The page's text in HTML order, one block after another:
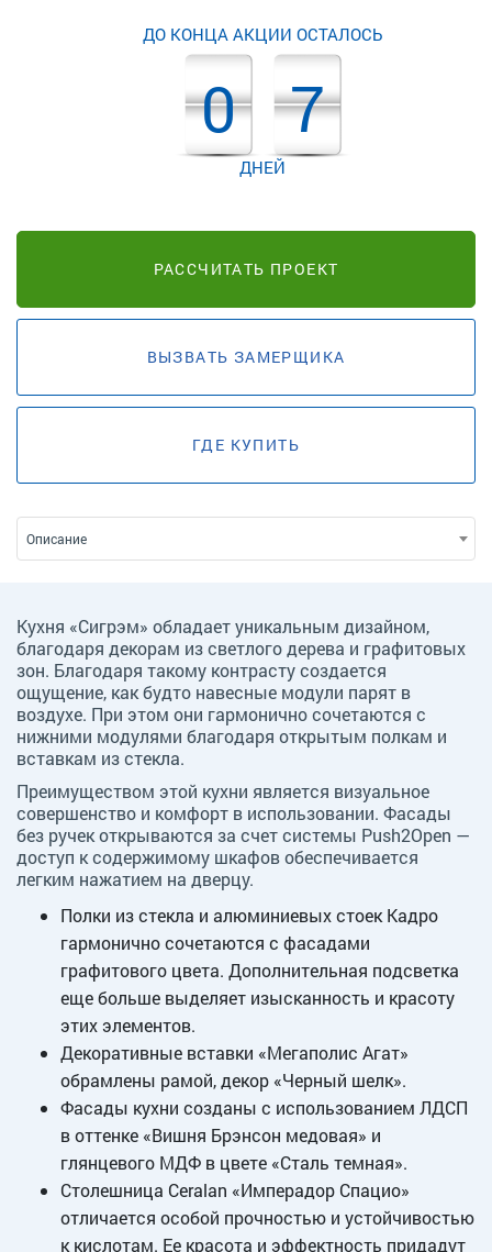
ДО КОНЦА АКЦИИ ОСТАЛОСЬ
0 7
ДНЕЙ
РАССЧИТАТЬ ПРОЕКТ
ВЫЗВАТЬ ЗАМЕРЩИКА
ГДЕ КУПИТЬ
Описание
Кухня «Сигрэм» обладает уникальным дизайном,
благодаря декорам из светлого дерева и графитовых
зон. Благодаря такому контрасту создается
ощущение, как будто навесные модули парят в
воздухе. При этом они гармонично сочетаются с
нижними модулями благодаря открытым полкам и
вставкам из стекла.
Преимуществом этой кухни является визуальное
совершенство и комфорт в использовании. Фасады
без ручек открываются за счет системы Push2Open —
доступ к содержимому шкафов обеспечивается
легким нажатием на дверцу.
Полки из стекла и алюминиевых стоек Кадро
гармонично сочетаются с фасадами
графитового цвета. Дополнительная подсветка
еще больше выделяет изысканность и красоту
этих элементов.
Декоративные вставки «Мегаполис Агат»
обрамлены рамой, декор «Черный шелк».
Фасады кухни созданы с использованием ЛДСП
в оттенке «Вишня Брэнсон медовая» и
глянцевого МДФ в цвете «Сталь темная».
Столешница Ceralan «Имперадор Спацио»
отличается особой прочностью и устойчивостью
к кислотам. Ее красота и эффектность придадут